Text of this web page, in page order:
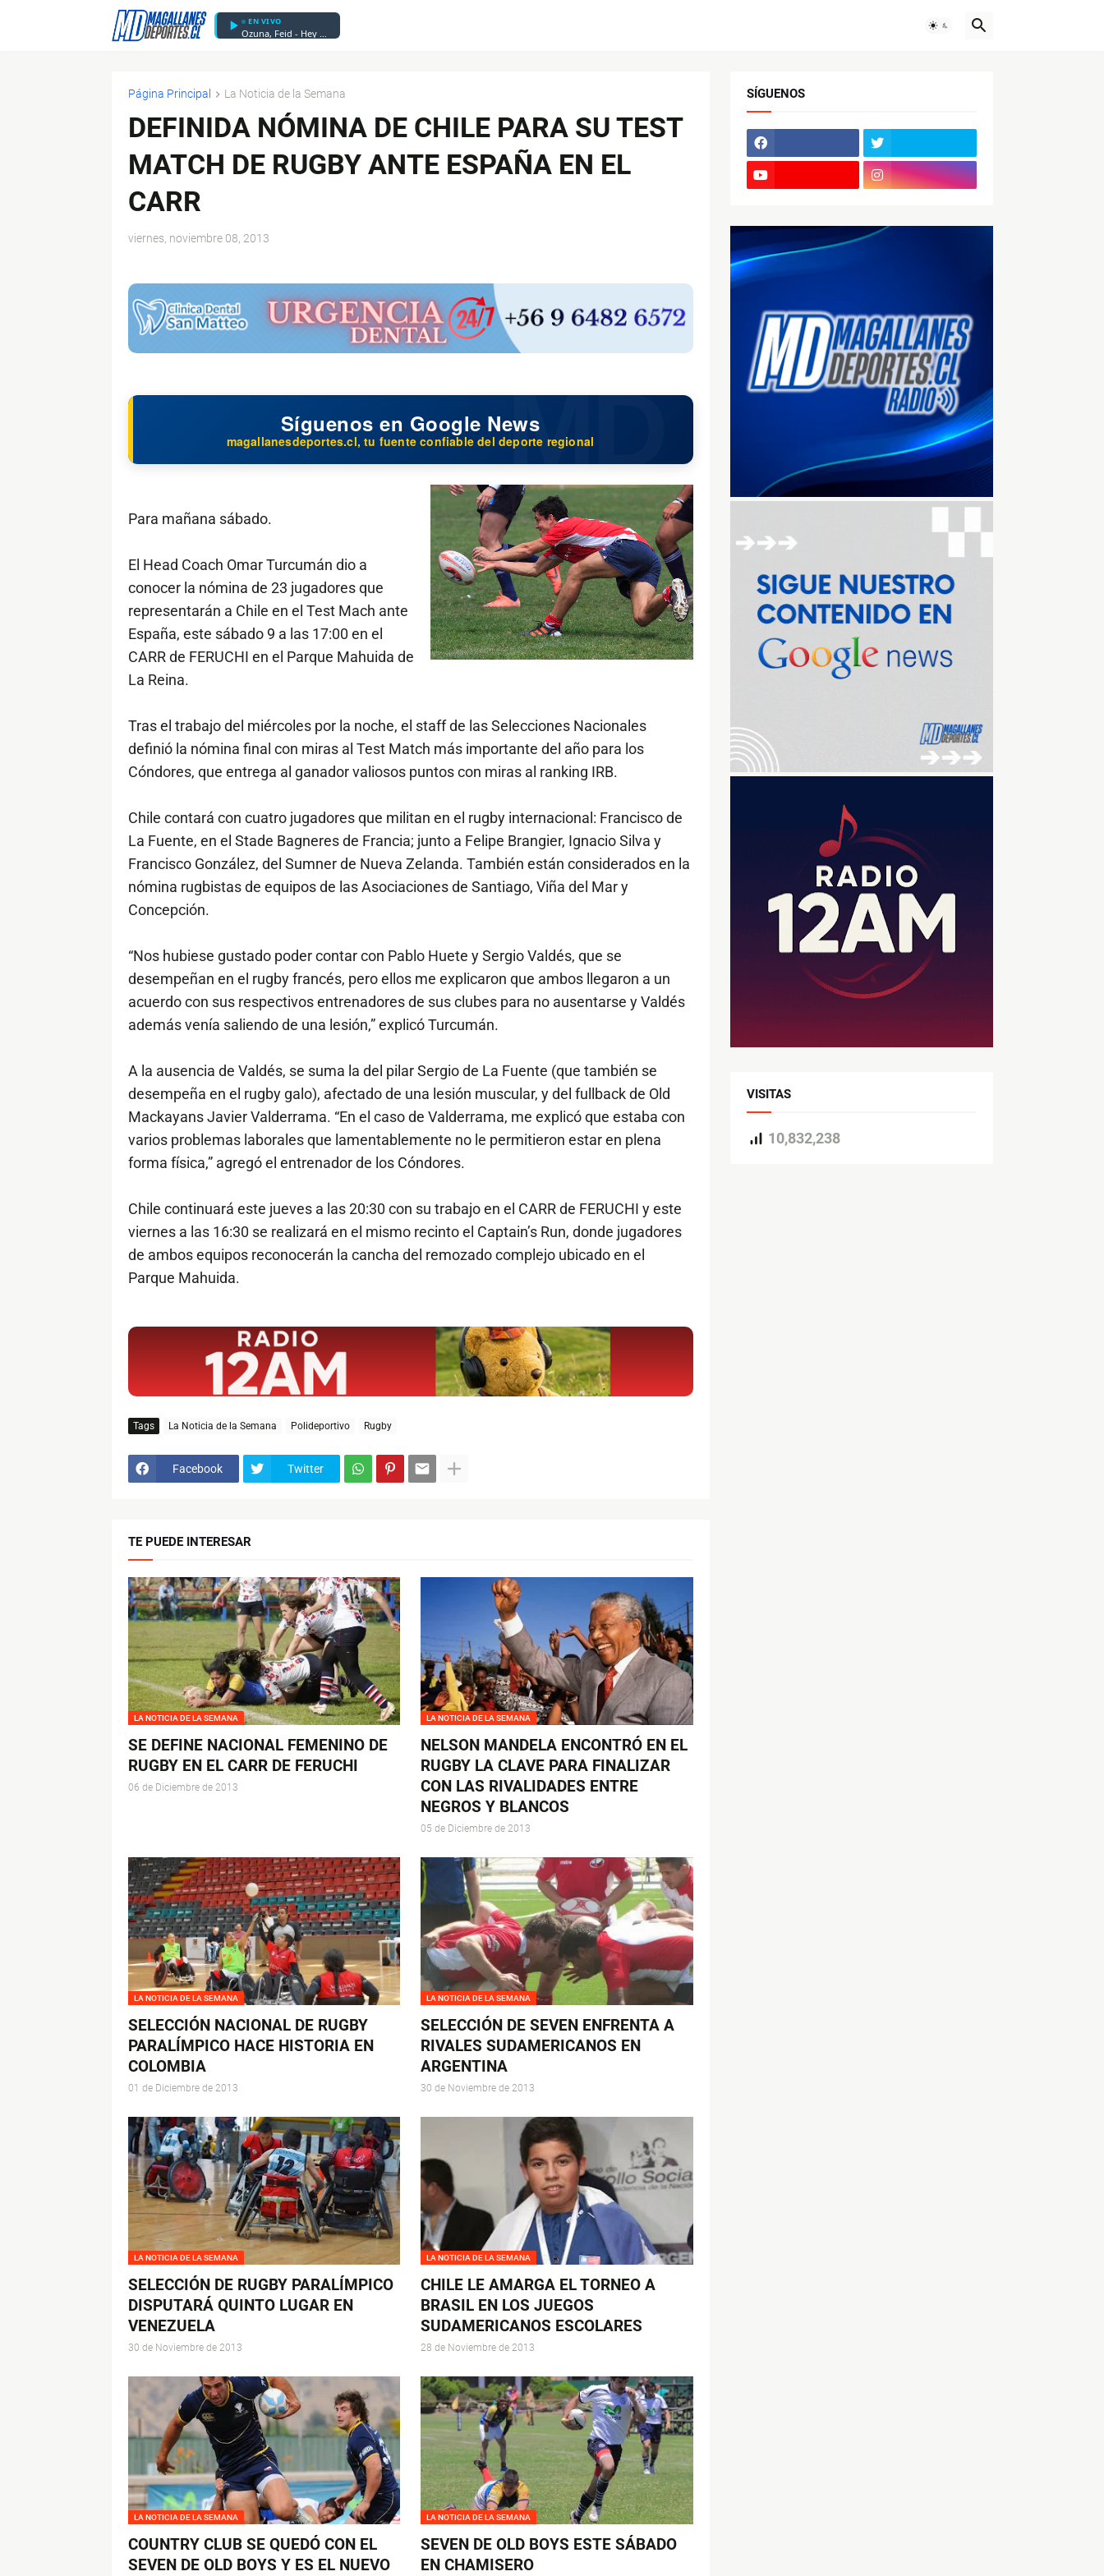
EN VIVO
Ozuna, Feid - Hey Mor
Página Principal La Noticia de la Semana
DEFINIDA NÓMINA DE CHILE PARA SU TEST
MATCH DE RUGBY ANTE ESPAÑA EN EL
CARR
viernes, noviembre 08, 2013
Síguenos en Google News
magallanesdeportes.cl, tu fuente confiable del deporte regional
Para mañana sábado.
El Head Coach Omar Turcumán dio a
conocer la nómina de 23 jugadores que
representarán a Chile en el Test Mach ante
España, este sábado 9 a las 17:00 en el
CARR de FERUCHI en el Parque Mahuida de
La Reina.
Tras el trabajo del miércoles por la noche, el staff de las Selecciones Nacionales
definió la nómina final con miras al Test Match más importante del año para los
Cóndores, que entrega al ganador valiosos puntos con miras al ranking IRB.
Chile contará con cuatro jugadores que militan en el rugby internacional: Francisco de
La Fuente, en el Stade Bagneres de Francia; junto a Felipe Brangier, Ignacio Silva y
Francisco González, del Sumner de Nueva Zelanda. También están considerados en la
nómina rugbistas de equipos de las Asociaciones de Santiago, Viña del Mar y
Concepción.
“Nos hubiese gustado poder contar con Pablo Huete y Sergio Valdés, que se
desempeñan en el rugby francés, pero ellos me explicaron que ambos llegaron a un
acuerdo con sus respectivos entrenadores de sus clubes para no ausentarse y Valdés
además venía saliendo de una lesión,” explicó Turcumán.
A la ausencia de Valdés, se suma la del pilar Sergio de La Fuente (que también se
desempeña en el rugby galo), afectado de una lesión muscular, y del fullback de Old
Mackayans Javier Valderrama. “En el caso de Valderrama, me explicó que estaba con
varios problemas laborales que lamentablemente no le permitieron estar en plena
forma física,” agregó el entrenador de los Cóndores.
Chile continuará este jueves a las 20:30 con su trabajo en el CARR de FERUCHI y este
viernes a las 16:30 se realizará en el mismo recinto el Captain’s Run, donde jugadores
de ambos equipos reconocerán la cancha del remozado complejo ubicado en el
Parque Mahuida.
Tags La Noticia de la Semana Polideportivo Rugby
Facebook Twitter
TE PUEDE INTERESAR
LA NOTICIA DE LA SEMANA
SE DEFINE NACIONAL FEMENINO DE
RUGBY EN EL CARR DE FERUCHI
06 de Diciembre de 2013
LA NOTICIA DE LA SEMANA
NELSON MANDELA ENCONTRÓ EN EL
RUGBY LA CLAVE PARA FINALIZAR
CON LAS RIVALIDADES ENTRE
NEGROS Y BLANCOS
05 de Diciembre de 2013
LA NOTICIA DE LA SEMANA
SELECCIÓN NACIONAL DE RUGBY
PARALÍMPICO HACE HISTORIA EN
COLOMBIA
01 de Diciembre de 2013
LA NOTICIA DE LA SEMANA
SELECCIÓN DE SEVEN ENFRENTA A
RIVALES SUDAMERICANOS EN
ARGENTINA
30 de Noviembre de 2013
LA NOTICIA DE LA SEMANA
SELECCIÓN DE RUGBY PARALÍMPICO
DISPUTARÁ QUINTO LUGAR EN
VENEZUELA
30 de Noviembre de 2013
LA NOTICIA DE LA SEMANA
CHILE LE AMARGA EL TORNEO A
BRASIL EN LOS JUEGOS
SUDAMERICANOS ESCOLARES
28 de Noviembre de 2013
LA NOTICIA DE LA SEMANA
COUNTRY CLUB SE QUEDÓ CON EL
SEVEN DE OLD BOYS Y ES EL NUEVO
LA NOTICIA DE LA SEMANA
SEVEN DE OLD BOYS ESTE SÁBADO
EN CHAMISERO
SÍGUENOS
VISITAS
10,832,238